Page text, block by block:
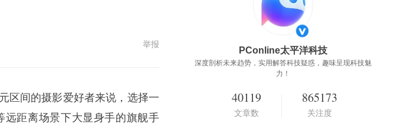
举报
区间的摄影爱好者来说，选择一
距离场景下大显身手的旗舰手
PConline太平洋科技
深度剖析未来趋势，实用解答科技疑惑，趣味呈现科技魅
力！
40119
文章数
865173
关注度